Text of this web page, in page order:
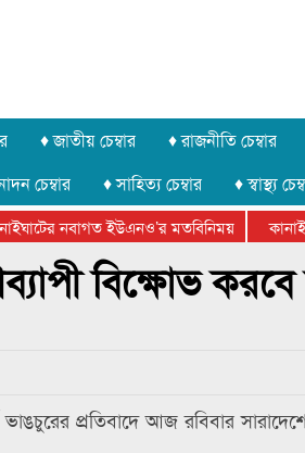
♦ জাতীয় চেম্বার ♦ রাজনীতি চেম্বার
চেম্বার ♦ সাহিত্য চেম্বার ♦ স্বাস্থ্য
নবাগত ইউএনও’র মতবিনিময়
অভিনয় কর্মশালা সম্পন্নবিক্ষোভ
প্রতিবাদে আজ রবিবার